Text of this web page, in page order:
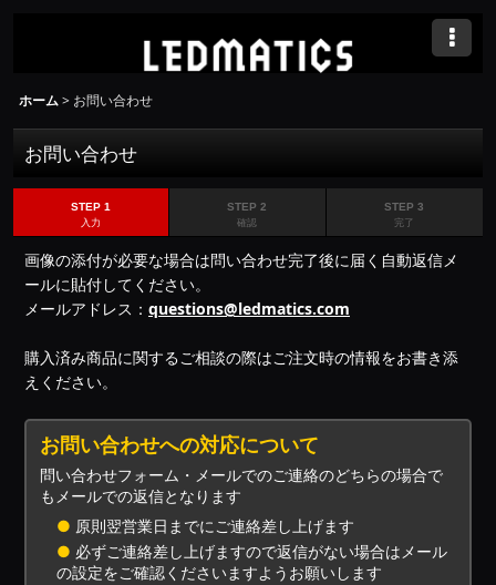
ホーム> お問い合わせ
お問い合わせ
STEP 1
入力
STEP 2
確認
STEP 3
完了
画像の添付が必要な場合は問い合わせ完了後に届く自動返信メ
ールに貼付してください。
メールアドレス： questions@ledmatics.com
購入済み商品に関するご相談の際はご注文時の情報をお書き添
えください。
お問い合わせへの対応について
問い合わせフォーム・メールでのご連絡のどちらの場合で
もメールでの返信となります
● 原則翌営業日までにご連絡差し上げます
● 必ずご連絡差し上げますので返信がない場合はメール
の設定をご確認くださいますようお願いします